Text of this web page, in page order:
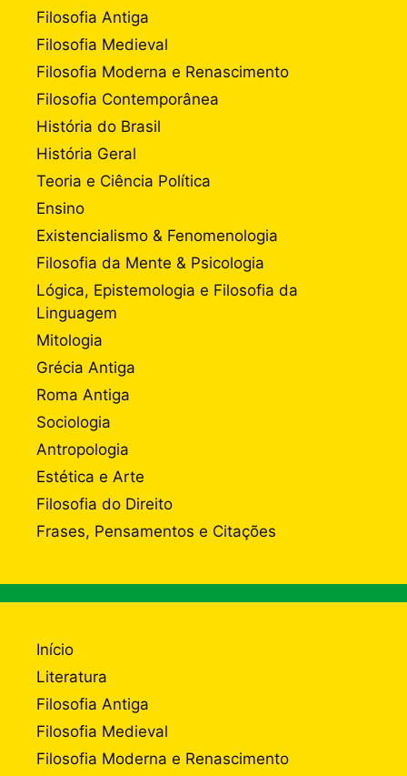
Filosofia Antiga
Filosofia Medieval
Filosofia Moderna e Renascimento
Filosofia Contemporânea
História do Brasil
História Geral
Teoria e Ciência Política
Ensino
Existencialismo & Fenomenologia
Filosofia da Mente & Psicologia
Lógica, Epistemologia e Filosofia da
Linguagem
Mitologia
Grécia Antiga
Roma Antiga
Sociologia
Antropologia
Estética e Arte
Filosofia do Direito
Frases, Pensamentos e Citações
Início
Literatura
Filosofia Antiga
Filosofia Medieval
Filosofia Moderna e Renascimento